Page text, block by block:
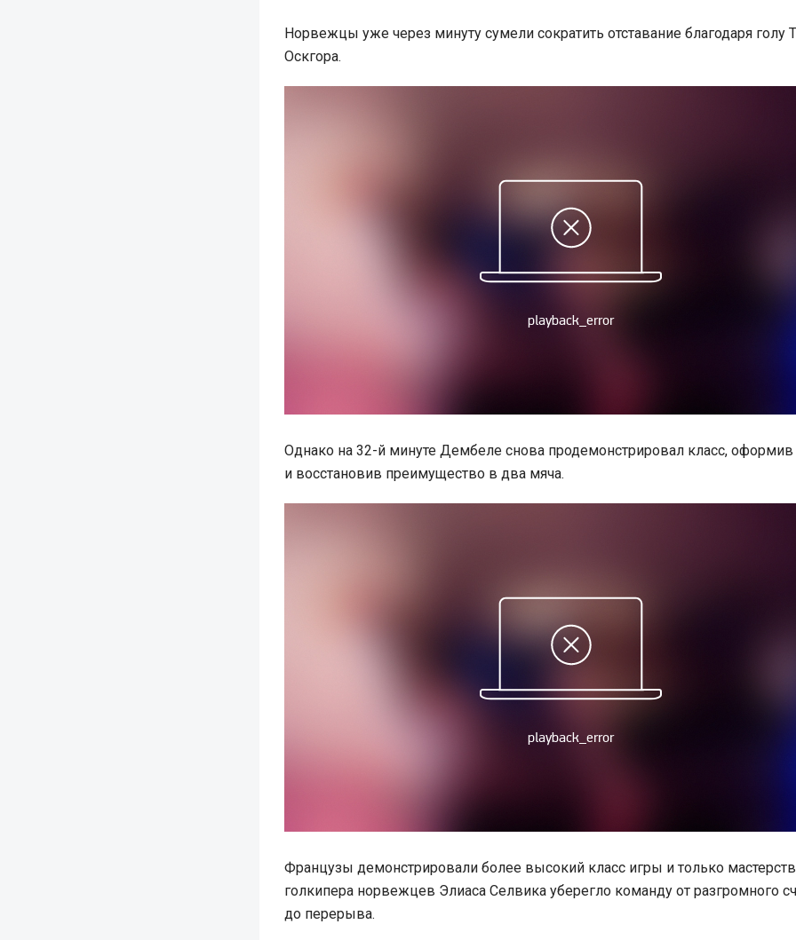
Норвежцы уже через минуту сумели сократить отставание благодаря голу
Оскгора.
Однако на 32-й минуте Дембеле снова продемонстрировал класс, оформив
и восстановив преимущество в два мяча.
Французы демонстрировали более высокий класс игры и только
голкипера норвежцев Элиаса Селвика уберегло команду от разгромного
до перерыва.